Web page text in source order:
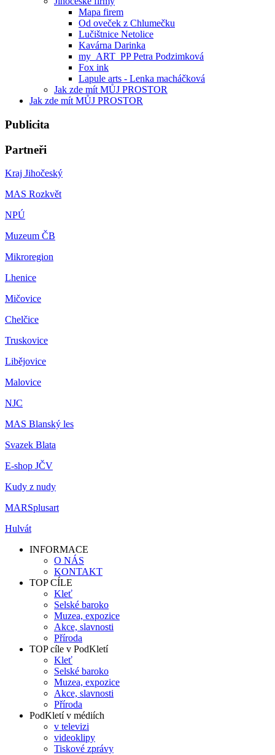
Mapa firem
Od oveček z Chlumečku
Lučištnice Netolice
Kavárna Darinka
my_ART_PP Petra Podzimková
Fox ink
Lapule arts - Lenka macháčková
Jak zde mít MŮJ PROSTOR
Jak zde mít MŮJ PROSTOR
Publicita
Partneři
Kraj Jihočeský
MAS Rozkvět
NPÚ
Muzeum ČB
Mikroregion
Lhenice
Mičovice
Chelčice
Truskovice
Libějovice
Malovice
NJC
MAS Blanský les
Svazek Blata
E-shop JČV
Kudy z nudy
MARSplusart
Hulvát
INFORMACE
O NÁS
KONTAKT
TOP CÍLE
Kleť
Selské baroko
Muzea, expozice
Akce, slavnosti
Příroda
TOP cíle v PodKletí
Kleť
Selské baroko
Muzea, expozice
Akce, slavnosti
Příroda
PodKletí v médiích
v televizi
videoklipy
Tiskové zprávy